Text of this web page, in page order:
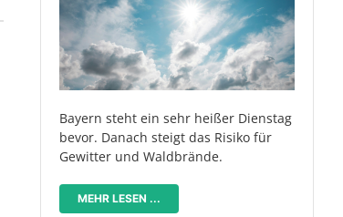
Bayern steht ein sehr heißer Dienstag
bevor. Danach steigt das Risiko für
Gewitter und Waldbrände.
MEHR LESEN ...